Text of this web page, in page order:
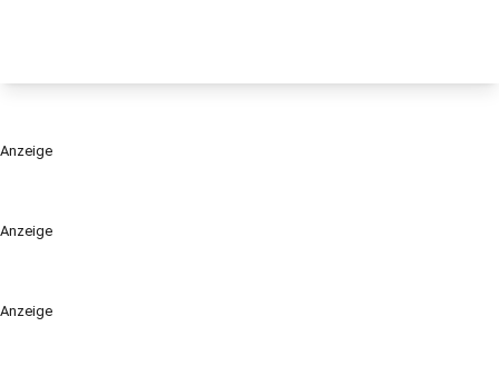
Anzeige
Anzeige
Anzeige